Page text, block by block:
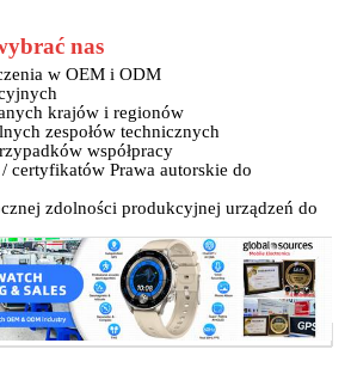
nas
w OEM i ODM
krajów i regionów
zespołów technicznych
współpracy
certyfikatów Prawa autorskie do
zdolności produkcyjnej urządzeń do